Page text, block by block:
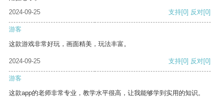
2024-09-25
支持[0] 反对[0]
游客
这款游戏非常好玩，画面精美，玩法丰富。
2024-09-25 支持[0] 反对[0]
游客
这款app的老师非常专业，教学水平很高，让我能够学到实用的知识。